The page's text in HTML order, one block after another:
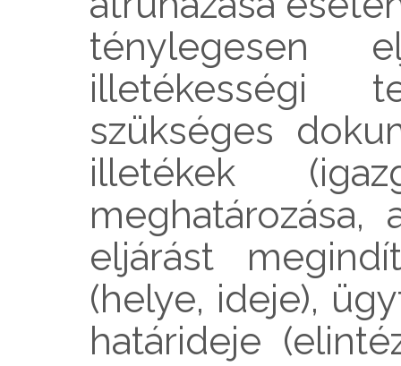
ténylegesen
illetékességi
szükséges
illetékek
meghatározása,
eljárást
(helye, ideje),
határideje